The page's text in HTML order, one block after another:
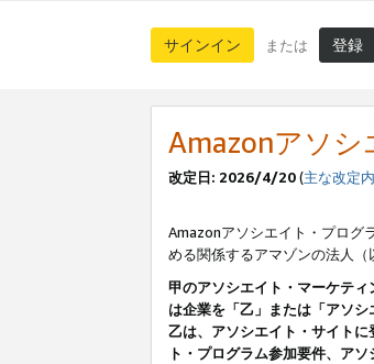
サインイン または 登録
Amazonアソシ
改定日: 2026/4/20(主な改定
Amazonアソシエイト・プログ
める関係するアマゾンの法人（
甲のアソシエイト・マーケテ
は企業を「乙」または「アソ
乙は、アソシエイト・サイト
ト・プログラム参加要件、ア